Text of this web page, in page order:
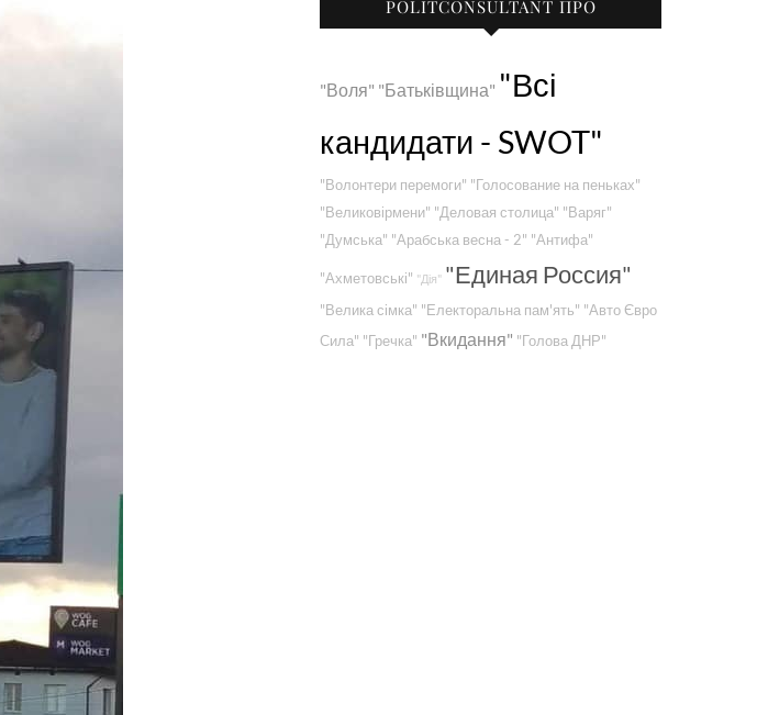
POLITCONSULTANT ПРО
"Воля" "Батьківщина" "Всі
кандидати - SWOT"
"Волонтери перемоги" "Голосование на пеньках"
"Великовірмени" "Деловая столица" "Варяг"
"Думська" "Арабська весна - 2" "Антифа"
"Ахметовські" "Дія" "Единая Россия"
"Велика сімка" "Електоральна пам'ять" "Авто Євро
Сила" "Гречка" "Вкидання" "Голова ДНР"